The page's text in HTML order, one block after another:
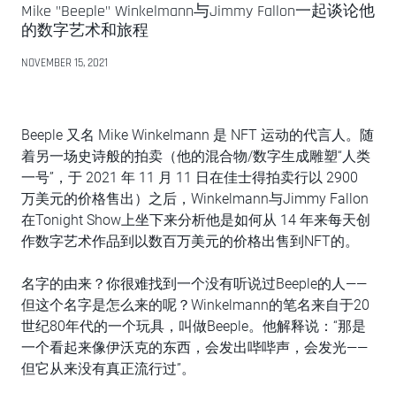
Mike "Beeple" Winkelmann与Jimmy Fallon一起谈论他
的数字艺术和旅程
NOVEMBER 15, 2021
Beeple 又名 Mike Winkelmann 是 NFT 运动的代言人。随
着另一场史诗般的拍卖（他的混合物/数字生成雕塑“人类
一号”，于 2021 年 11 月 11 日在佳士得拍卖行以 2900
万美元的价格售出）之后，Winkelmann与Jimmy Fallon
在Tonight Show上坐下来分析他是如何从 14 年来每天创
作数字艺术作品到以数百万美元的价格出售到NFT的。
名字的由来？你很难找到一个没有听说过Beeple的人——
但这个名字是怎么来的呢？Winkelmann的笔名来自于20
世纪80年代的一个玩具，叫做Beeple。他解释说：“那是
一个看起来像伊沃克的东西，会发出哔哔声，会发光——
但它从来没有真正流行过”。